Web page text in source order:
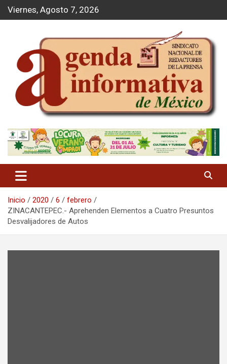
d
Viernes, Agosto 7, 2026
Agenda Informativa
Inicio 2020 6
febrero
ZINACANTEPEC.- Aprehenden Elementos a Cuatro Presuntos
Desvalijadores de Autos